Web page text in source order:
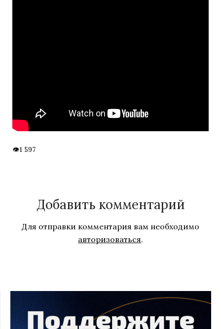
1 597
Добавить комментарий
Для отправки комментария вам необходимо
авторизоваться.